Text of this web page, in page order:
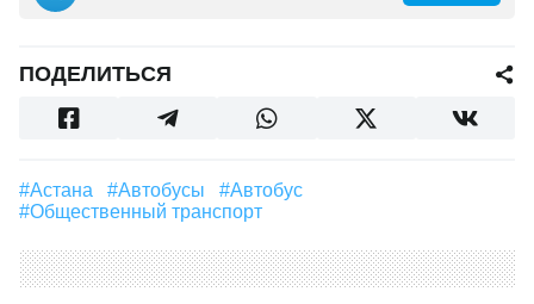
ПОДЕЛИТЬСЯ
#Астана #автобусы
#Автобус
#общественный транспорт